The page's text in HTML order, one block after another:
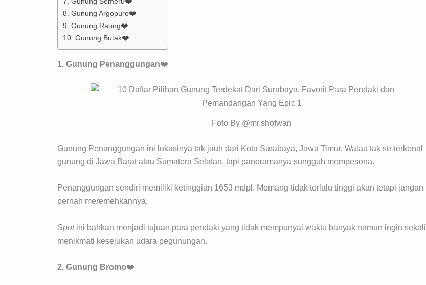
8. Gunung Argopuro❤️
9. Gunung Raung❤️
10. Gunung Butak❤️
1. Gunung Penanggungan❤️
Foto By @mr.shofwan
Gunung Penanggungan ini lokasinya tak jauh dari Kota Surabaya, Jawa Timur. Walau tak se-terkenal
gunung di Jawa Barat atau Sumatera Selatan, tapi panoramanya sungguh mempesona.
Penanggungan sendiri memiliki ketinggian 1653 mdpl. Memang tidak terlalu tinggi akan tetapi jangan
pernah meremehkannya.
Spotini bahkan menjadi tujuan para pendaki yang tidak mempunyai waktu banyak namun ingin sekali
menikmati kesejukan udara pegunungan.
2. Gunung Bromo❤️